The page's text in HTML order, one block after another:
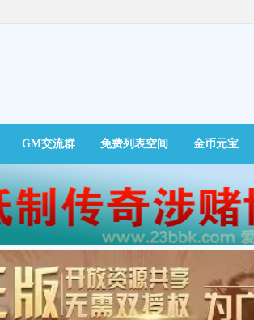
GM交流群 免费列表空间 金币元宝